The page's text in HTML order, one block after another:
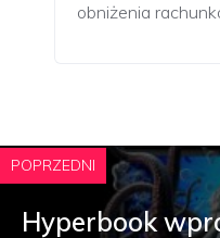
obniżenia
POPRZEDNI
Hyperbook